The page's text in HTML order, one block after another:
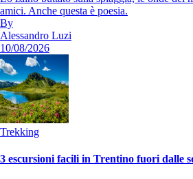
amici. Anche questa è poesia.
By
Alessandro Luzi
10/08/2026
Trekking
3 escursioni facili in Trentino fuori dalle